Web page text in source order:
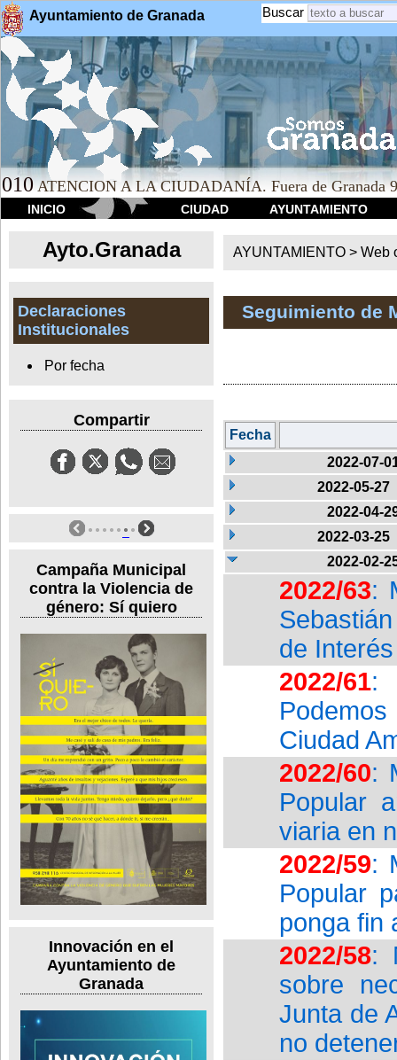
Ayuntamiento de Granada Buscar
010 ATENCION A LA CIUDADANÍA. Fuera de Granada
INICIO CIUDAD AYUNTAMIENTO
Ayto.Granada
Declaraciones
Institucionales
Por fecha
Compartir
Campaña Municipal
contra la Violencia de
género: Sí quiero
Innovación en el
Ayuntamiento de
Granada
AYUNTAMIENTO > Web
Seguimiento de
Fecha
2022-07-
2022-05-27
2022-04-
2022-03-25
2022-02-
2022/63:
de
2022/61:
Ciudad
2022/60:
Popular
viaria en
2022/59:
Popular
ponga fin
2022/58:
sobre
Junta de
no